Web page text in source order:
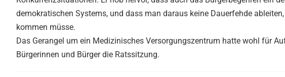
demokratischen Systems, und dass man daraus keine Dauerfehde
kommen müsse.
Das Gerangel um ein Medizinisches Versorgungszentrum hatte wohl für
Bürgerinnen und Bürger die Ratssitzung.